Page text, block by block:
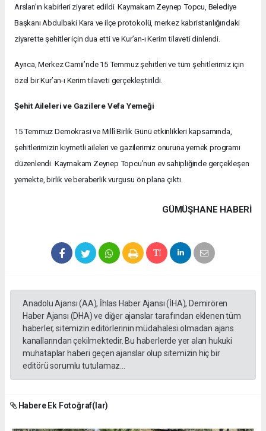
Arslan’ın kabirleri ziyaret edildi. Kaymakam Zeynep Topcu, Belediye
Başkanı Abdulbaki Kara ve ilçe protokolü, merkez kabristanlığındaki
ziyarette şehitler için dua etti ve Kur’an-ı Kerim tilaveti dinlendi.
Ayrıca, Merkez Camii’nde 15 Temmuz şehitleri ve tüm şehitlerimiz için
özel bir Kur’an-ı Kerim tilaveti gerçekleştirildi.
Şehit Aileleri ve Gazilere Vefa Yemeği
15 Temmuz Demokrasi ve Millî Birlik Günü etkinlikleri kapsamında,
şehitlerimizin kıymetli aileleri ve gazilerimiz onuruna yemek programı
düzenlendi. Kaymakam Zeynep Topcu’nun ev sahipliğinde gerçekleşen
yemekte, birlik ve beraberlik vurgusu ön plana çıktı.
GÜMÜŞHANE HABERİ
Anadolu Ajansı (AA), İhlas Haber Ajansı (İHA), Demirören
Haber Ajansı (DHA) ve diğer ajanslar tarafından eklenen tüm
haberler, sitemizin editörlerinin müdahalesi olmadan ajans
kanallarından çekilmektedir. Bu haberlerde yer alan hukuki
muhataplar haberi geçen ajanslar olup sitemizin hiç bir
editörü sorumlu tutulamaz...
Habere Ek Fotoğraf(lar)